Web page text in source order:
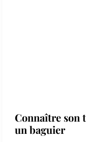
Connaître son
un baguier